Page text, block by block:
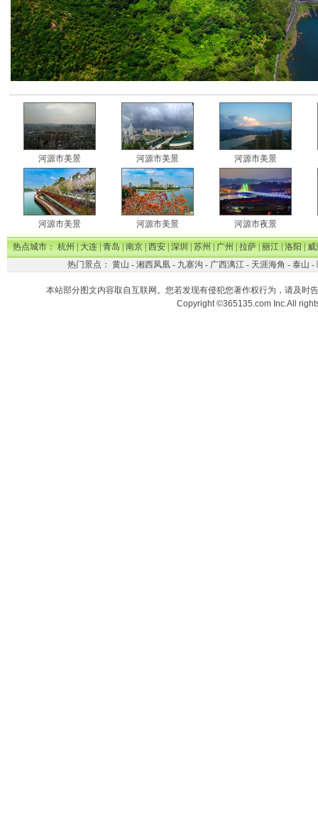
河源市美景 河源市美景 河源市美景
河源市美景 河源市美景 河源市夜景
热点城市：杭州|大连|青岛|南京|西安|深圳|苏州|广州|拉萨|丽江|洛阳|威
热门景点： 黄山 - 湘西凤凰- 九寨沟 - 广西漓江- 天涯海角 - 泰山 -
本站部分图文内容取自互联网。您若发现有侵犯您著作权行为，请及时
Copyright ©365135.com Inc.All